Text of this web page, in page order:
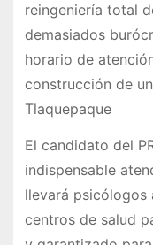
reingeniería total
demasiados
horario de
construcción de
Tlaquepaque
El candidato del
indispensable
llevará psicólogos
centros de salud